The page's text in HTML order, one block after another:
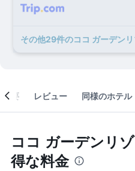
その他29​件のココ ガーデン
概要 レビュー 同様のホテル
ココ ガーデンリ
得な料金